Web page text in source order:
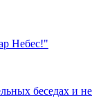
Небес!"
беседах и не